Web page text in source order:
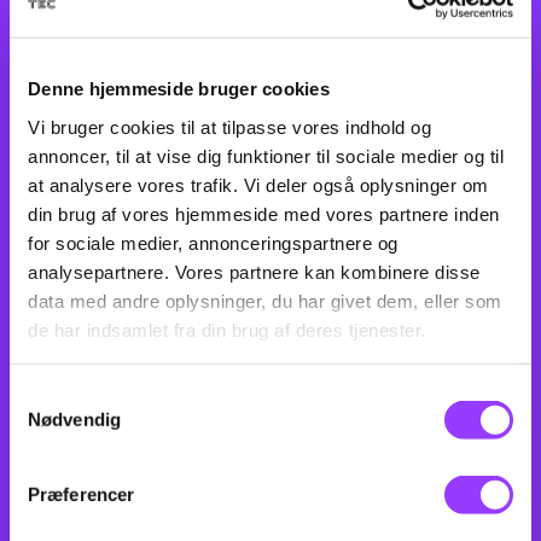
Denne hjemmeside bruger cookies
Vi bruger cookies til at tilpasse vores indhold og
annoncer, til at vise dig funktioner til sociale medier og til
at analysere vores trafik. Vi deler også oplysninger om
din brug af vores hjemmeside med vores partnere inden
for sociale medier, annonceringspartnere og
analysepartnere. Vores partnere kan kombinere disse
data med andre oplysninger, du har givet dem, eller som
de har indsamlet fra din brug af deres tjenester.
Nødvendig
Præferencer
TILMELDING
Her finder du info om, hvordan du tilmelder dig til
kurser og efteruddannelse.